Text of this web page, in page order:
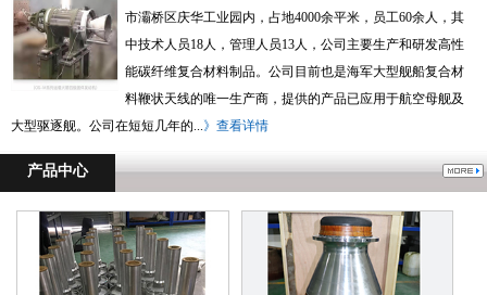
市灞桥区庆华工业园内，占地4000余平米，员工60余人，其
中技术人员18人，管理人员13人，公司主要生产和研发高性
能碳纤维复合材料制品。公司目前也是海军大型舰船复合材
料鞭状天线的唯一生产商，提供的产品已应用于航空母舰及
大型驱逐舰。公司在短短几年的...》查看详情
产品中心